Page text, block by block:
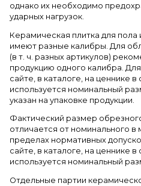
однако их необходимо
ударных нагрузок.
Керамическая плитка для пола
имеют разные калибры. Для
(в т. ч. разных артикулов)
продукцию одного калибра.
сайте, в каталоге, на ценнике
используется номинальный
указан на упаковке продукции.
Фактический размер
отличается от номинального
пределах нормативных
сайте, в каталоге, на ценнике
используется номинальный
Отдельные партии